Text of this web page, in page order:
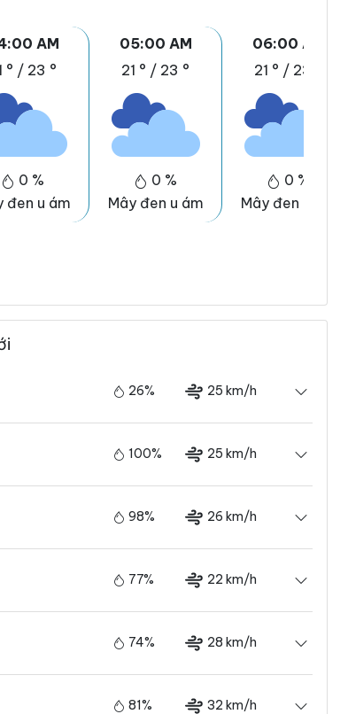
AM
° / 23 °
0 %
đen u ám
05:00 AM
21 ° / 23 °
0 %
Mây đen u ám
06:00 AM
21 ° / 23 °
0 %
Mây đen u ám
26% 25 km/h
100% 25 km/h
98% 26 km/h
77% 22 km/h
74% 28 km/h
81% 32 km/h